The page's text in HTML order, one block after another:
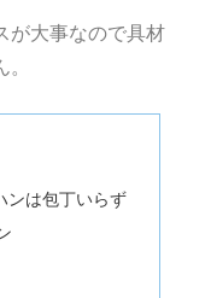
が大事なので具材
ンは包丁いらず